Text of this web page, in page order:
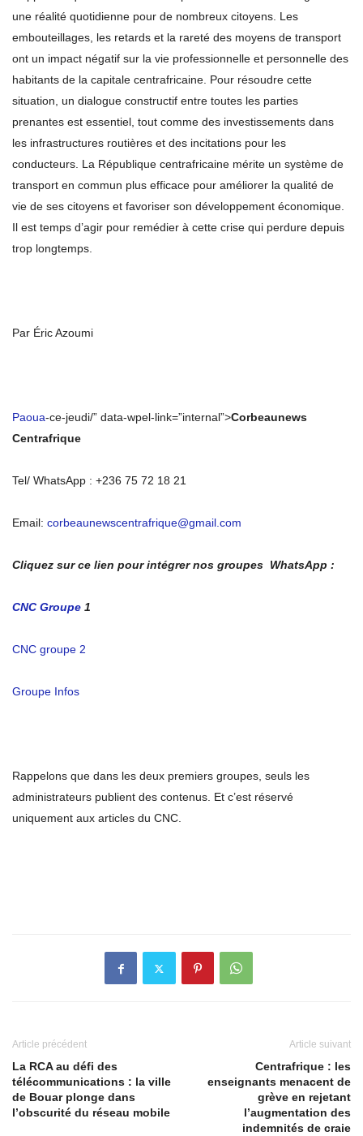
une réalité quotidienne pour de nombreux citoyens. Les
embouteillages, les retards et la rareté des moyens de transport
ont un impact négatif sur la vie professionnelle et personnelle des
habitants de la capitale centrafricaine. Pour résoudre cette
situation, un dialogue constructif entre toutes les parties
prenantes est essentiel, tout comme des investissements dans
les infrastructures routières et des incitations pour les
conducteurs. La République centrafricaine mérite un système de
transport en commun plus efficace pour améliorer la qualité de
vie de ses citoyens et favoriser son développement économique.
Il est temps d’agir pour remédier à cette crise qui perdure depuis
trop longtemps.
Par Éric Azoumi
Paoua-ce-jeudi/” data-wpel-link=”internal”>Corbeaunews
Centrafrique
Tel/ WhatsApp : +236 75 72 18 21
Email: corbeaunewscentrafrique@gmail.com
Cliquez sur ce lien pour intégrer nos groupes WhatsApp :
CNC Groupe 1
CNC groupe 2
Groupe Infos
Rappelons que dans les deux premiers groupes, seuls les
administrateurs publient des contenus. Et c’est réservé
uniquement aux articles du CNC.
Article précédent
La RCA au défi des
télécommunications : la ville
de Bouar plonge dans
l’obscurité du réseau mobile
Article suivant
Centrafrique : les
enseignants menacent de
grève en rejetant
l’augmentation des
indemnités de craie